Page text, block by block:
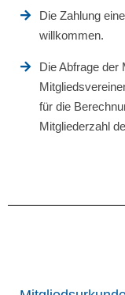
Die Zahlung
willkommen.
Die Abfrage der
für die
Mitgliederzahl